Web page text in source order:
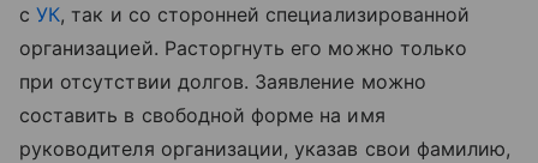
сУК, так и со сторонней специализированной
организацией. Расторгнуть его можно только
при отсутствии долгов. Заявление можно
составить в свободной форме на имя
руководителя организации, указав свои фамилию,